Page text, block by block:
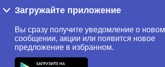
Загружайте приложение
Вы сразу получите уведомление о новом
сообщении, акции или появится новое
предложение в избранном.